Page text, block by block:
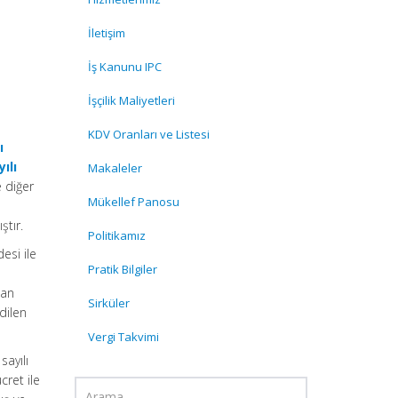
diğer
ile
ile
İletişim
İş Kanunu IPC
İşçilik Maliyetleri
KDV Oranları ve Listesi
Makaleler
Mükellef Panosu
Politikamız
Pratik Bilgiler
Sirküler
Vergi Takvimi